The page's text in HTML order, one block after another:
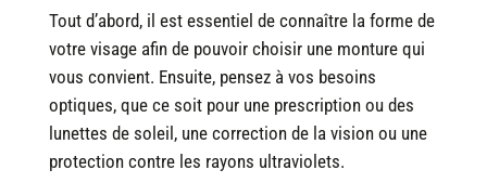
Tout d’abord, il est essentiel de connaître la forme de
votre visage afin de pouvoir choisir une monture qui
vous convient. Ensuite, pensez à vos besoins
optiques, que ce soit pour une prescription ou des
lunettes de soleil, une correction de la vision ou une
protection contre les rayons ultraviolets.